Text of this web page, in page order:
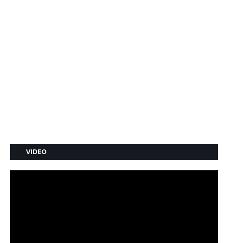
VIDEO